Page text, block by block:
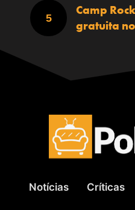
Camp
gratuita
Notícias Críticas